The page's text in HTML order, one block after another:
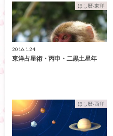
ほし暦-東洋
2016.1.24
東洋占星術・丙申・二黒土星年
ほし暦-西洋